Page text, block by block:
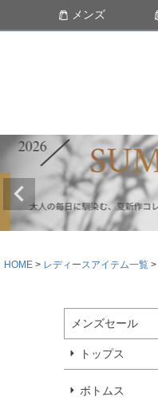
メンズ
HOME レディースアイテム一覧
メンズセール
トップス
ボトムス